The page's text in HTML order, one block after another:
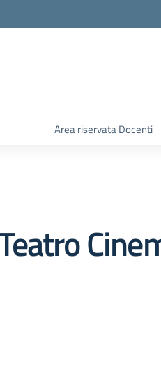
Area riservata Docenti